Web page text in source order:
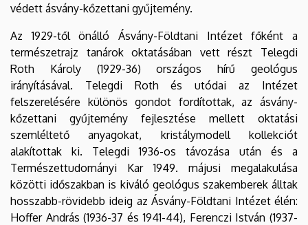
védett ásvány-kőzettani gyűjtemény.
Az 1929-től önálló Ásvány-Földtani Intézet főként a
természetrajz tanárok oktatásában vett részt Telegdi
Roth Károly (1929-36) országos hírű geológus
irányításával. Telegdi Roth és utódai az Intézet
felszerelésére különös gondot fordítottak, az ásvány-
kőzettani gyűjtemény fejlesztése mellett oktatási
szemléltető anyagokat, kristálymodell kollekciót
alakítottak ki. Telegdi 1936-os távozása után és a
Természettudományi Kar 1949. májusi megalakulása
közötti időszakban is kiváló geológus szakemberek álltak
hosszabb-rövidebb ideig az Ásvány-Földtani Intézet élén:
Hoffer András (1936-37 és 1941-44), Ferenczi István (1937-